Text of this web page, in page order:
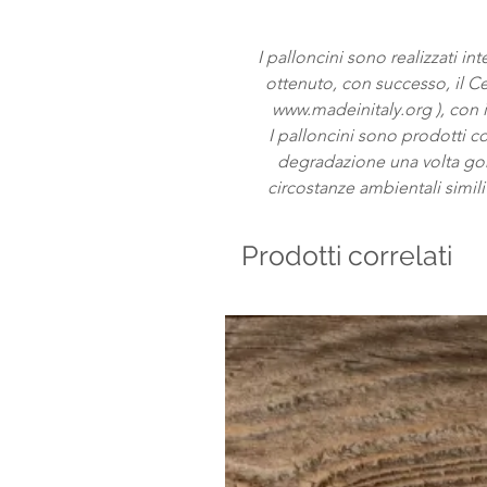
I palloncini sono realizzati
ottenuto, con successo, il
www.madeinitaly.org ),
I palloncini sono prodotti
degradazione una volta
circostanze ambientali
Prodotti correlati